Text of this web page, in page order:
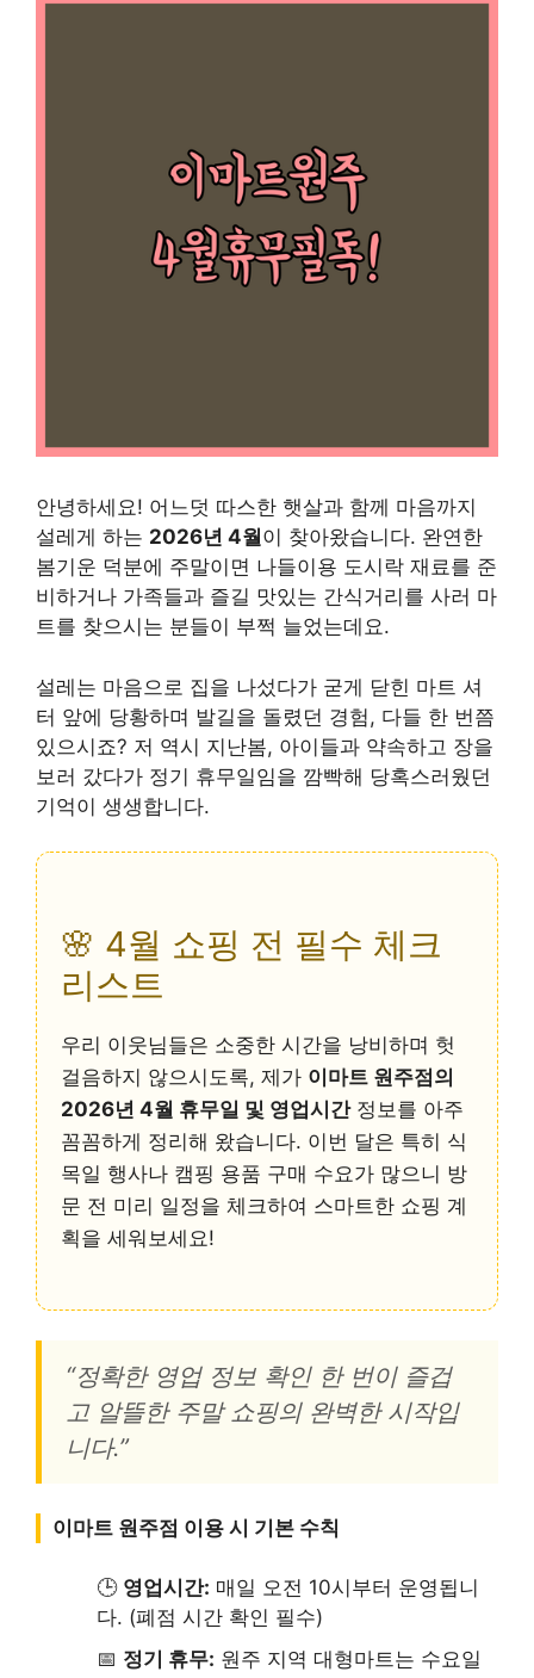
안녕하세요! 어느덧 따스한 햇살과 함께 마음까지
설레게 하는 2026년 4월 이 찾아왔습니다. 완연한
봄기운 덕분에 주말이면 나들이용 도시락 재료를 준
비하거나 가족들과 즐길 맛있는 간식거리를 사러 마
트를 찾으시는 분들이 부쩍 늘었는데요.
설레는 마음으로 집을 나섰다가 굳게 닫힌 마트 셔
터 앞에 당황하며 발길을 돌렸던 경험, 다들 한 번쯤
있으시죠? 저 역시 지난봄, 아이들과 약속하고 장을
보러 갔다가 정기 휴무일임을 깜빡해 당혹스러웠던
기억이 생생합니다.
🌸 4월 쇼핑 전 필수 체크
리스트
우리 이웃님들은 소중한 시간을 낭비하며 헛
걸음하지 않으시도록, 제가 이마트 원주점의
2026년 4월 휴무일 및 영업시간정보를 아주
꼼꼼하게 정리해 왔습니다. 이번 달은 특히 식
목일 행사나 캠핑 용품 구매 수요가 많으니 방
문 전 미리 일정을 체크하여 스마트한 쇼핑 계
획을 세워보세요!
“정확한 영업 정보 확인 한 번이 즐겁
고 알뜰한 주말 쇼핑의 완벽한 시작입
니다.”
이마트 원주점 이용 시 기본 수칙
🕒 영업시간: 매일 오전 10시부터 운영됩니
다. (폐점 시간 확인 필수)
📅 정기 휴무: 원주 지역 대형마트는 수요일